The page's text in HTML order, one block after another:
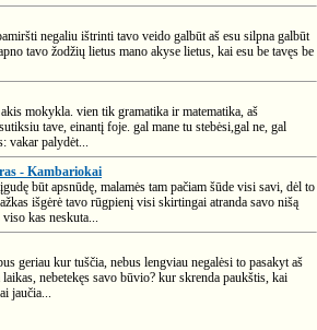
negaliu ištrinti tavo veido galbūt aš esu silpna galbūt
tavo žodžių lietus mano akyse lietus, kai esu be tavęs be
mokykla. vien tik gramatika ir matematika, aš
tave, einantį foje. gal mane tu stebėsi,gal ne, gal
vakar palydėt...
- Kambariokai
būt apsnūdę, malamės tam pačiam šūde visi savi, dėl to
išgėrė tavo rūgpienį visi skirtingai atranda savo nišą
kas neskuta...
geriau kur tuščia, nebus lengviau negalėsi to pasakyt aš
nebetekęs savo būvio? kur skrenda paukštis, kai
jaučia...